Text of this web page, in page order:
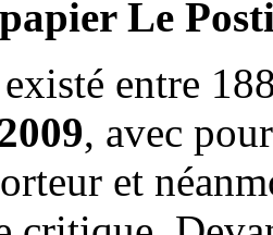
Le
entre
, avec
et